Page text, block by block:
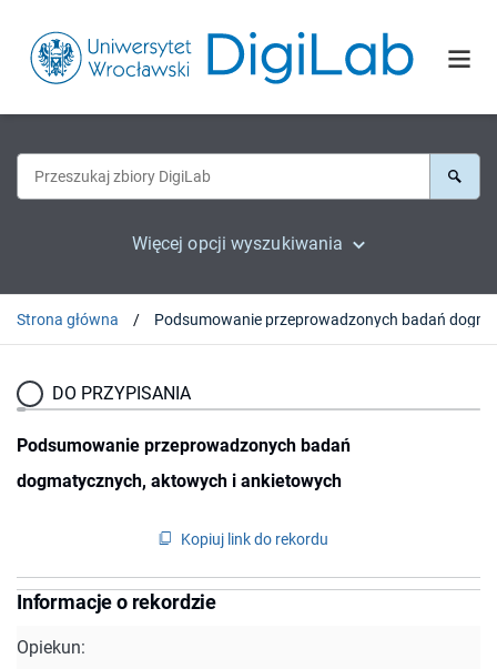
Więcej opcji wyszukiwania
Strona główna
DO PRZYPISANIA
Podsumowanie przeprowadzonych badań
dogmatycznych, aktowych i ankietowych
Kopiuj link do rekordu
Informacje o rekordzie
Opiekun: